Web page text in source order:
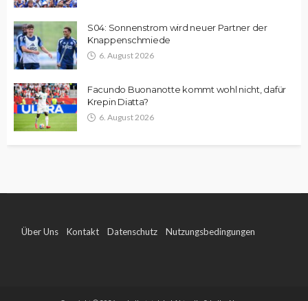
S04: Sonnenstrom wird neuer Partner der
Knappenschmiede
6. August 2026
Facundo Buonanotte kommt wohl nicht, dafür
Krepin Diatta?
6. August 2026
Über Uns Kontakt Datenschutz Nutzungsbedingungen